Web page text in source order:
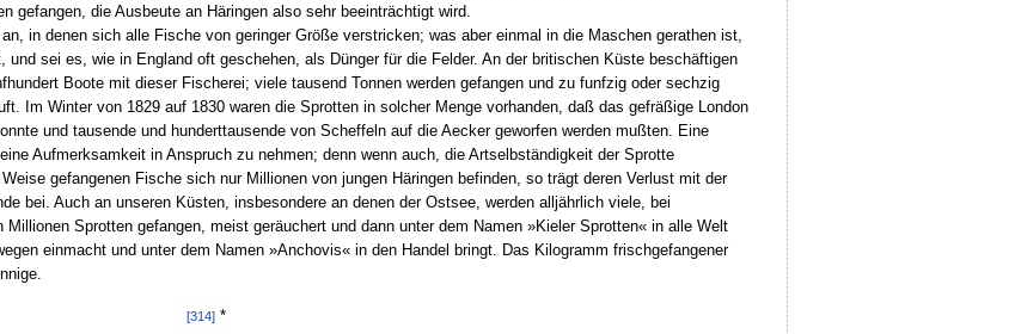
gefangen, die Ausbeute an Häringen also sehr beeinträchtigt wird.
in denen sich alle Fische von geringer Größe verstricken; was aber einmal in die Maschen gerathen ist,
sei es, wie in England oft geschehen, als Dünger für die Felder. An der britischen Küste beschäftigen
Boote mit dieser Fischerei; viele tausend Tonnen werden gefangen und zu funfzig oder sechzig
Im Winter von 1829 auf 1830 waren die Sprotten in solcher Menge vorhanden, daß das gefräßige London
und tausende und hunderttausende von Scheffeln auf die Aecker geworfen werden mußten. Eine
Aufmerksamkeit in Anspruch zu nehmen; denn wenn auch, die Artselbständigkeit der Sprotte
gefangenen Fische sich nur Millionen von jungen Häringen befinden, so trägt deren Verlust mit der
bei. Auch an unseren Küsten, insbesondere an denen der Ostsee, werden alljährlich viele, bei
Sprotten gefangen, meist geräuchert und dann unter dem Namen »Kieler Sprotten« in alle Welt
einmacht und unter dem Namen »Anchovis« in den Handel bringt. Das Kilogramm frischgefangener
[314]*